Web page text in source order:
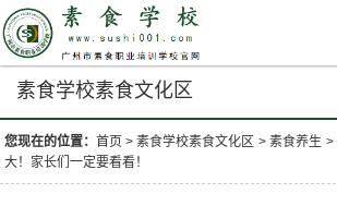
素食学校素食文化区
您现在的位置：首页 >素食学校素食文化区 >素食养生 >
大！家长们一定要看看！